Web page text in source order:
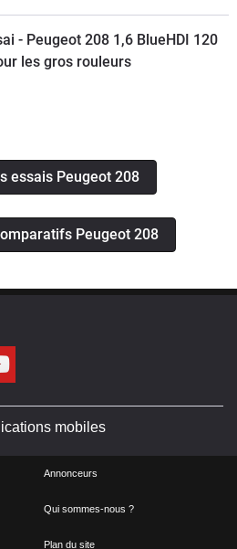
- Peugeot 208 1,6 BlueHDI 120
les gros rouleurs
essais Peugeot 208
Peugeot 208
mobiles
Annonceurs
Qui sommes-nous ?
Plan du site